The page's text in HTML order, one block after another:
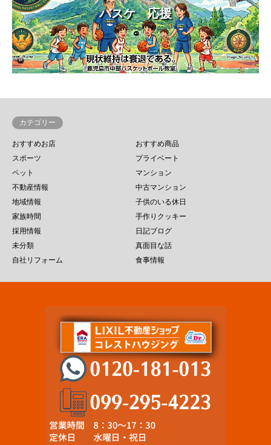
バスケ 応援
カテゴリー
おすすめお店
おすすめ商品
スポーツ
プライベート
ペット
マンション
不動産情報
中古マンション
地域情報
子供のいる休日
家族時間
手作りクッキー
採用情報
日記ブログ
未分類
真面目な話
自社リフォーム
食事情報